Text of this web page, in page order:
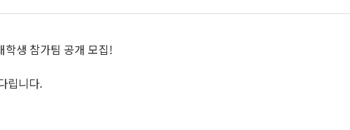
생 참가팀 공개 모집!
립니다.